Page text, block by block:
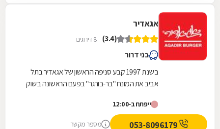
אגאדיר
(3.4) 8 דירוגים
בני דרור
בשנת 1997 קבע סניפה הראשון של אגאדיר בתל
אביב את המונח "בר-בורגר" בפעם הראשונה בשוק
משובח...
ייפתח ב-12:00
מספר מקשר